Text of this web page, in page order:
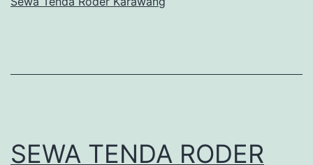
SEWA TENDA RODER